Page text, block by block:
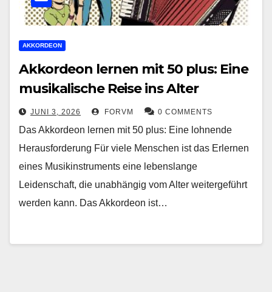
AKKORDEON
Akkordeon lernen mit 50 plus: Eine
musikalische Reise ins Alter
JUNI 3, 2026 FORVM 0 COMMENTS
Das Akkordeon lernen mit 50 plus: Eine lohnende
Herausforderung Für viele Menschen ist das Erlernen
eines Musikinstruments eine lebenslange
Leidenschaft, die unabhängig vom Alter weitergeführt
werden kann. Das Akkordeon ist…